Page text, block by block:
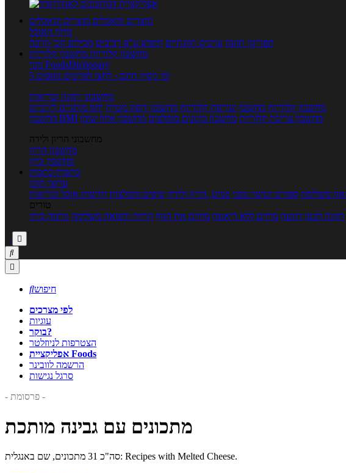
מוצרים ומאכלים מוצרים ומאכלים
מילון האוכל
תפריטי תזונה ערכים תזונתיים חיפוש ע"פ רכיבים מכילים הכי הרבה
מחשבון קלוריות מחשבון קלוריות
מנוי FoodsDictionary
5 ימי ניסיון חינם - לחצו לפרטים נוספים
מחשבוני תזונה ובריאות
מחשבון קלוריות מחשבון שריפת קלוריות מחשבון דופק מטרה יחס מותניים לירכיים
מחשבון BMI
מחשבון צריכת קלוריות מחשבון מינונים מומלצים מחשבון אחוז שומן
מחשבוני הריון ולידה
מחשבון הריון
מחשבון ביוץ
כתבות כתבות
ערוצי תוכן
משלימה ספורט וכושר גופני נשים, הריון ולידה טיפים והמלצות חדשות אוכל ובריאות
טורים
תזונה לבטן רגועה מרזים ללא דיאטה מזיזים את הגוף הרזיה ורפואה משלימה גורמה ביתי



חיפוש
לפי מצרכים
עוגיות
בוקר?
הצטרפות לניוזלטר
אפליקציית Foods
הרשמה לוובינר
סרגל נגישות
- פרסומת -
מתכונים עם גבינה מותכת
סה"כ 31 מתכונים, שם באנגלית: Recipes with Melted Cheese.